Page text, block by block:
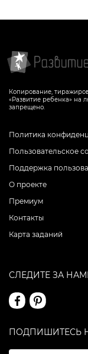
Копирование,
«Развитие ребенка»
запрещено.
Политика
Пользовательское
Поддержка
О проекте
Премиум
Контакты
Карта заданий
СЛЕДИТЕ ЗА
ПОДПИШИТЕСЬ